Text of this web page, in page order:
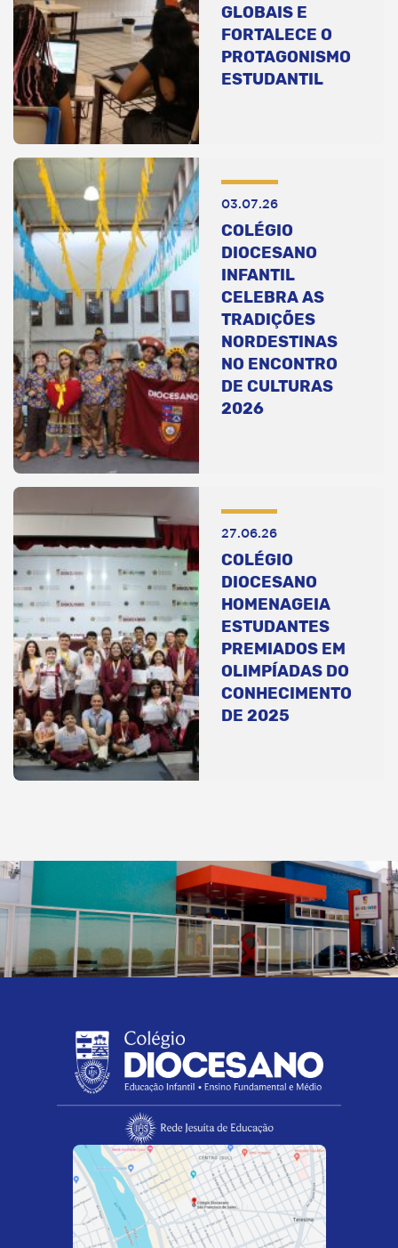
GLOBAIS E
FORTALECE O
PROTAGONISMO
ESTUDANTIL
03.07.26
COLÉGIO
DIOCESANO
INFANTIL
CELEBRA AS
TRADIÇÕES
NORDESTINAS
NO ENCONTRO
DE CULTURAS
2026
27.06.26
COLÉGIO
DIOCESANO
HOMENAGEIA
ESTUDANTES
PREMIADOS EM
OLIMPÍADAS DO
CONHECIMENTO
DE 2025